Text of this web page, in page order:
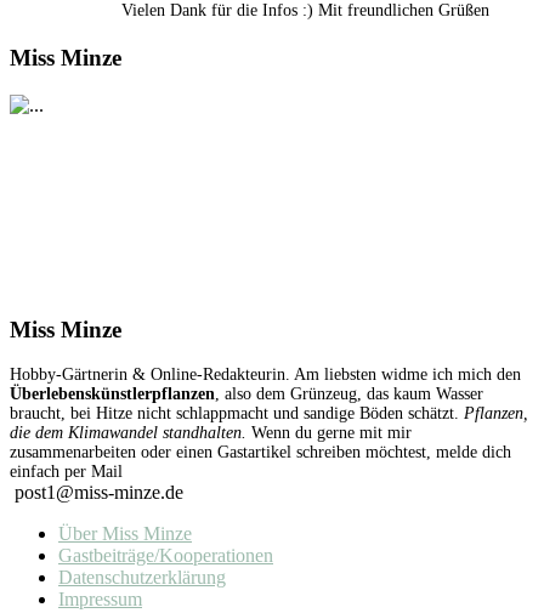
Vielen Dank für die Infos :) Mit freundlichen Grüßen
Miss Minze
Miss Minze
Hobby-Gärtnerin & Online-Redakteurin. Am liebsten widme ich mich den
Überlebenskünstlerpflanzen, also dem Grünzeug, das kaum Wasser
braucht, bei Hitze nicht schlappmacht und sandige Böden schätzt. Pflanzen,
die dem Klimawandel standhalten. Wenn du gerne mit mir
zusammenarbeiten oder einen Gastartikel schreiben möchtest, melde dich
einfach per Mail
post1@miss-minze.de
Über Miss Minze
Gastbeiträge/Kooperationen
Datenschutzerklärung
Impressum